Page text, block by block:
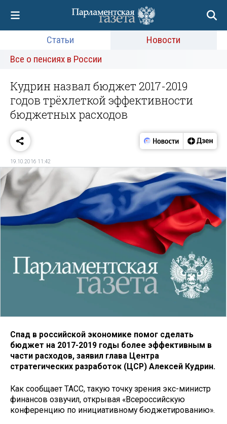
Статьи
Новости
Все о пенсиях в России
Кудрин назвал бюджет 2017-2019
годов трёхлеткой эффективности
бюджетных расходов
19.10.2016 11:42
Спад в российской экономике помог сделать
бюджет на 2017-2019 годы более эффективным в
части расходов, заявил глава Центра
стратегических разработок (ЦСР) Алексей Кудрин.
Как сообщает ТАСС, такую точку зрения экс-министр
финансов озвучил, открывая «Всероссийскую
конференцию по инициативному бюджетированию».